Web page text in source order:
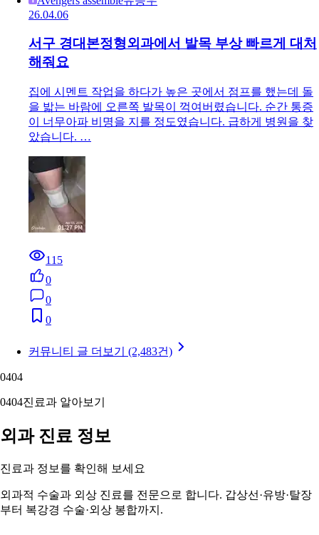
26.04.06
서구 경대본정형외과에서 발목 부상 빠르게 대처
해줘요
집에 시멘트 작업을 하다가 높은 곳에서 점프를 했는데 돌
을 밟는 바람에 오른쪽 발목이 꺽여버렸습니다. 순간 통증
이 너무아파 비명을 지를 정도였습니다. 급하게 병원을 찾
았습니다. …
115
0
0
0
커뮤니티 글 더보기 (2,483건)
0404
0404진료과 알아보기
외과 진료 정보
진료과 정보를 확인해 보세요
외과적 수술과 외상 진료를 전문으로 합니다. 갑상선·유방·탈장
부터 복강경 수술·외상 봉합까지.